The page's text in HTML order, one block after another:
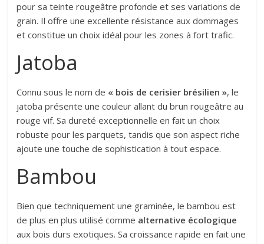
pour sa teinte rougeâtre profonde et ses variations de
grain. Il offre une excellente résistance aux dommages
et constitue un choix idéal pour les zones à fort trafic.
Jatoba
Connu sous le nom de « bois de cerisier brésilien », le
jatoba présente une couleur allant du brun rougeâtre au
rouge vif. Sa dureté exceptionnelle en fait un choix
robuste pour les parquets, tandis que son aspect riche
ajoute une touche de sophistication à tout espace.
Bambou
Bien que techniquement une graminée, le bambou est
de plus en plus utilisé comme alternative écologique
aux bois durs exotiques. Sa croissance rapide en fait une